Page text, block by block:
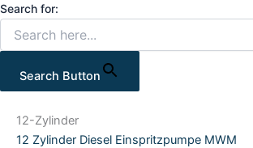
Search for:
Search Button
12-Zylinder
12 Zylinder Diesel Einspritzpumpe MWM